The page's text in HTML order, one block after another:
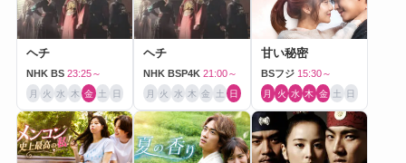
ヘチ
NHK BS 23:25～
月 火 水 木 金 土 日
ヘチ
NHK BSP4K 21:00～
月 火 水 木 金 土 日
甘い秘密
BSフジ 15:30～
月 火 水 木 金 土 日